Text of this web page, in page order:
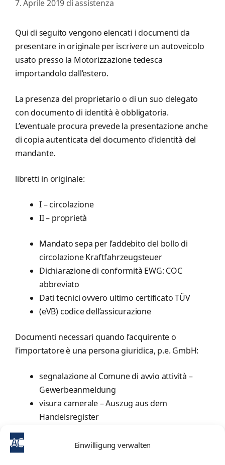
Einwilligung verwalten
7. Aprile 2019 diassistenza
Qui di seguito vengono elencati i documenti da
presentare in originale per iscrivere un autoveicolo
usato presso la Motorizzazione tedesca
importandolo dall’estero.
La presenza del proprietario o di un suo delegato
con documento di identità è obbligatoria.
L’eventuale procura prevede la presentazione anche
di copia autenticata del documento d’identità del
mandante.
libretti in originale:
I – circolazione
II – proprietà
Mandato sepa per l’addebito del bollo di
circolazione Kraftfahrzeugsteuer
Dichiarazione di conformità EWG: COC
abbreviato
Dati tecnici ovvero ultimo certificato TÜV
(eVB) codice dell’assicurazione
Documenti necessari quando l’acquirente o
l’importatore è una persona giuridica, p.e. GmbH:
segnalazione al Comune di avvio attività –
Gewerbeanmeldung
visura camerale – Auszug aus dem
Handelsregister
documento identità del mandante